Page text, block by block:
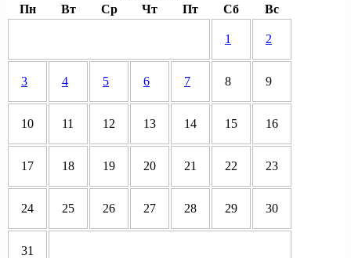
Пн
Вт Ср Чт Пт Сб Вс
1 2
3 4 5 6 7 8 9
10 11 12 13 14 15 16
17 18 19 20 21 22 23
24 25 26 27 28 29 30
31